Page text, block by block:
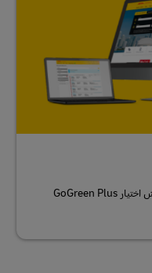
أرسل شحنتك اليوم عبر MyDHL+، ولا تنسَ اختيار GoGreen Plus